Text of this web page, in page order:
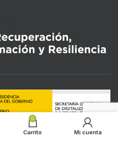
0
Carrito Mi cuenta